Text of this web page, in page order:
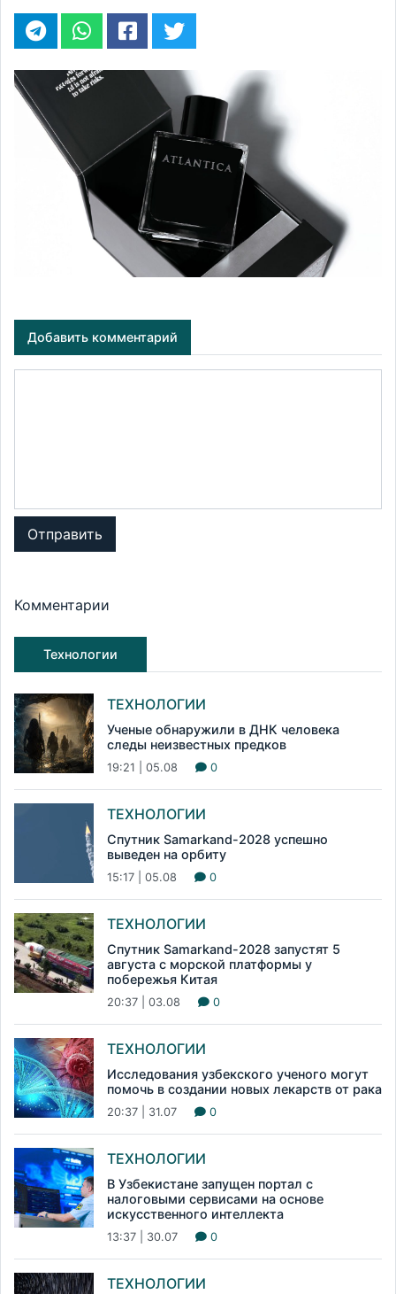
Добавить комментарий
Отправить
Комментарии
Технологии
ТЕХНОЛОГИИ
Ученые обнаружили в ДНК человека
следы неизвестных предков
19:21 | 05.08 0
ТЕХНОЛОГИИ
Спутник Samarkand-2028 успешно
выведен на орбиту
15:17 | 05.08 0
ТЕХНОЛОГИИ
Спутник Samarkand-2028 запустят 5
августа с морской платформы у
побережья Китая
20:37 | 03.08 0
ТЕХНОЛОГИИ
Исследования узбекского ученого могут
помочь в создании новых лекарств от рака
20:37 | 31.07 0
ТЕХНОЛОГИИ
В Узбекистане запущен портал с
налоговыми сервисами на основе
искусственного интеллекта
13:37 | 30.07 0
ТЕХНОЛОГИИ